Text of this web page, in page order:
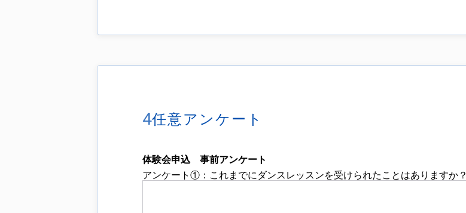
4任意アンケート
体験会申込 事前アンケート
アンケート①：これまでにダンスレッスンを受けられたことはありますか？